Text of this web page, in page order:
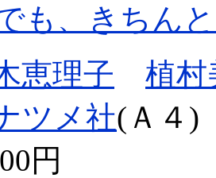
も、きちん
恵理子
植村
ツメ社(Ａ４)
円